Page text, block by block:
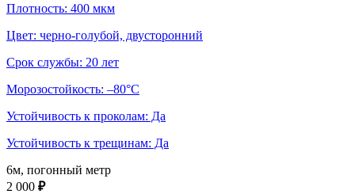
Плотность: 400 мкм
Цвет: черно-голубой, двусторонний
Срок службы: 20 лет
Морозостойкость: –80°С
Устойчивость к проколам: Да
Устойчивость к трещинам: Да
6м, погонный метр
2 000 ₽